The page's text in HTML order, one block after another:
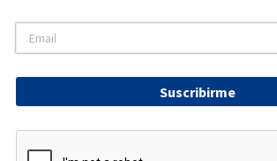
Suscribirme